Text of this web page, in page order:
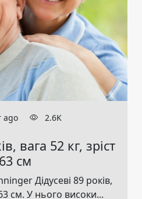
ago 2.6K
вага 52 кг, зріст
см
Дідусеві 89 років,
см. У нього високи...